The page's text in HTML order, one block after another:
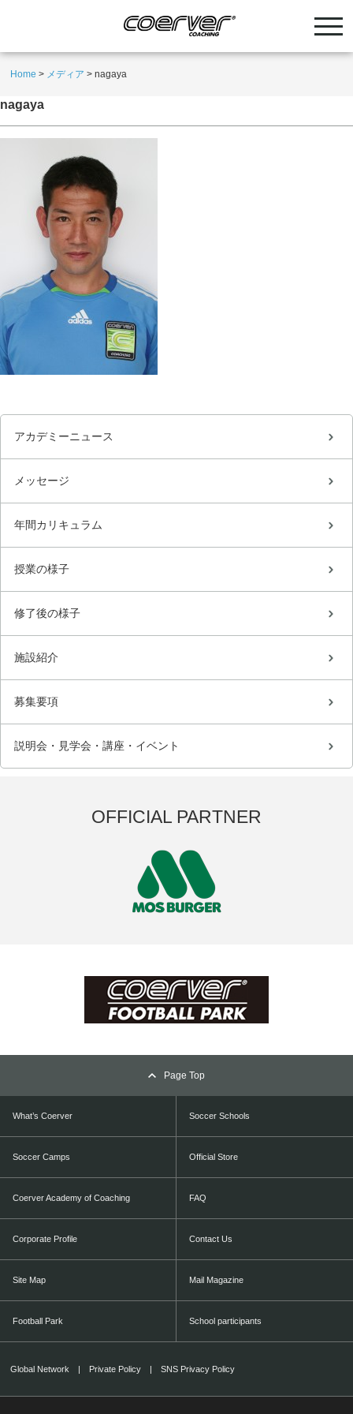
Home > メディア >nagaya
nagaya
アカデミーニュース
メッセージ
年間カリキュラム
授業の様子
修了後の様子
施設紹介
募集要項
説明会・見学会・講座・イベント
OFFICIAL PARTNER
Page Top
What’s Coerver Soccer Schools
Soccer Camps Official Store
Coerver Academy of Coaching FAQ
Corporate Profile Contact Us
Site Map Mail Magazine
Football Park School participants
Global Network | Private Policy |SNS Privacy Policy